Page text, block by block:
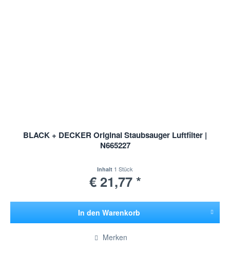
BLACK + DECKER Original Staubsauger Luftfilter |
N665227
Inhalt 1 Stück
€ 21,77 *
In den Warenkorb
Hinzugefügt
Merken